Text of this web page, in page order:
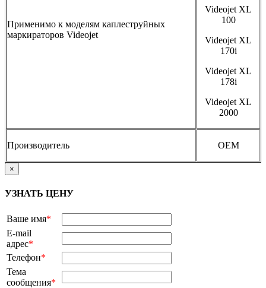
Применимо к моделям каплеструйных
маркираторов Videojet
Videojet XL
100
Videojet XL
170i
Videojet XL
178i
Videojet XL
2000
Производитель OEM
×
УЗНАТЬ ЦЕНУ
Ваше имя*
E-mail
адрес*
Телефон*
Тема
сообщения*